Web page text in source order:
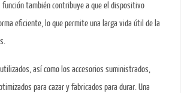
función también contribuye a que el dispositivo
eficiente, lo que permite una larga vida útil de la
así como los accesorios suministrados,
para cazar y fabricados para durar. Una